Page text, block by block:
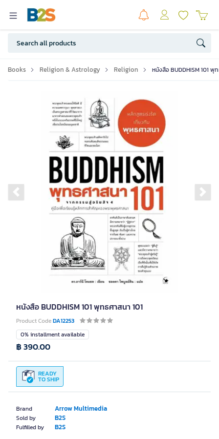
Books Religion & Astrology Religion หนังสือ BUDDHISM 101 พุท
Previous slide
หนังสือ BUDDHISM 101 พุทธศาสนา 101
Product CodeDA12253
Brand Arrow Multimedia
Sold by B2S
Fulfilled by B2S
0% installment available
READY
TO SHIP
฿ 390.00